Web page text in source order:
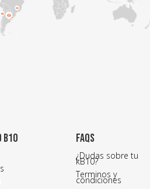
B10 FAQS
¿Dudas sobre tu
kB10?
Terminos y
condiciones